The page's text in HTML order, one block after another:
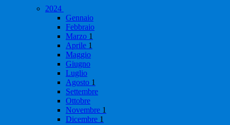
2024
Gennaio
Febbraio
Marzo 1
Aprile 1
Maggio
Giugno
Luglio
Agosto 1
Settembre
Ottobre
Novembre 1
Dicembre 1